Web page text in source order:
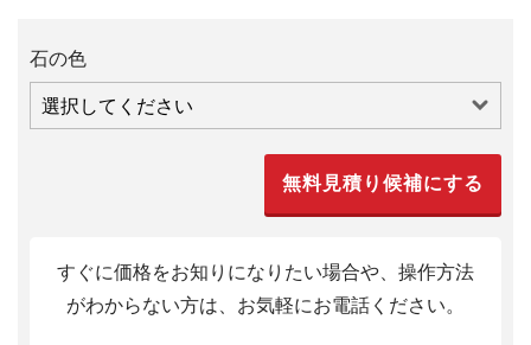
石の色
すぐに価格をお知りになりたい場合や、操作方法
がわからない方は、お気軽にお電話ください。